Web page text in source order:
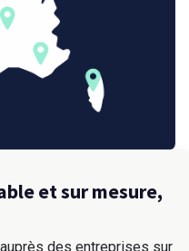
et sur mesure,
des entreprises sur